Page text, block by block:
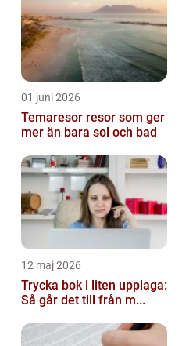
01 juni 2026
Temaresor resor som ger
mer än bara sol och bad
12 maj 2026
Trycka bok i liten upplaga:
Så går det till från m...